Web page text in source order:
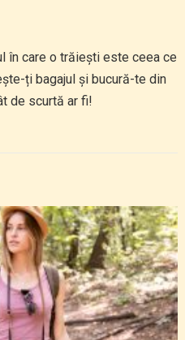
în care o trăiești este ceea ce
ți bagajul și bucură-te din
de scurtă ar fi!